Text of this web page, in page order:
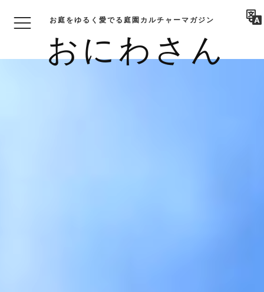
おにわさん
お庭をゆるく愛でる庭園カルチャーマガジン